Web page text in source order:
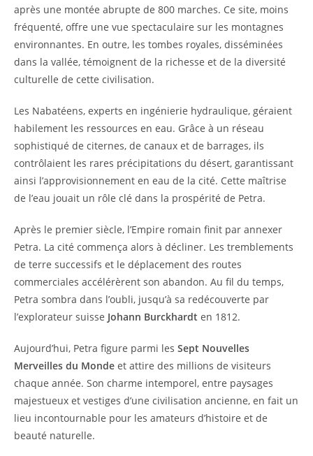
après une montée abrupte de 800 marches. Ce site, moins
fréquenté, offre une vue spectaculaire sur les montagnes
environnantes. En outre, les tombes royales, disséminées
dans la vallée, témoignent de la richesse et de la diversité
culturelle de cette civilisation.
Les Nabatéens, experts en ingénierie hydraulique, géraient
habilement les ressources en eau. Grâce à un réseau
sophistiqué de citernes, de canaux et de barrages, ils
contrôlaient les rares précipitations du désert, garantissant
ainsi l’approvisionnement en eau de la cité. Cette maîtrise
de l’eau jouait un rôle clé dans la prospérité de Petra.
Après le premier siècle, l’Empire romain finit par annexer
Petra. La cité commença alors à décliner. Les tremblements
de terre successifs et le déplacement des routes
commerciales accélérèrent son abandon. Au fil du temps,
Petra sombra dans l’oubli, jusqu’à sa redécouverte par
l’explorateur suisse Johann Burckhardt en 1812.
Aujourd’hui, Petra figure parmi les Sept Nouvelles
Merveilles du Monde et attire des millions de visiteurs
chaque année. Son charme intemporel, entre paysages
majestueux et vestiges d’une civilisation ancienne, en fait un
lieu incontournable pour les amateurs d’histoire et de
beauté naturelle.